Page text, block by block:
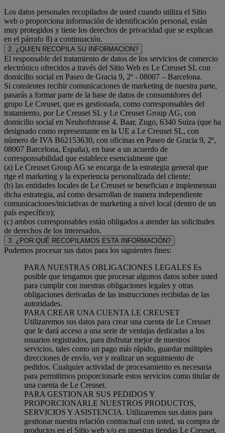
Los datos personales recopilados de usted cuando utiliza el Sitio
web o proporciona información de identificación personal, están
muy protegidos y tiene los derechos de privacidad que se explican
en el párrafo 8) a continuación.
2. ¿QUIEN RECOPILA SU INFORMACION?
El responsable del tratamiento de datos de los servicios de comercio
electrónico ofrecidos a través del Sitio Web es Le Creuset SL con
domicilio social en Paseo de Gracia 9, 2º - 08007 – Barcelona.
Si consientes recibir comunicaciones de marketing de nuestra parte,
pasarás a formar parte de la base de datos de consumidores del
grupo Le Creuset, que es gestionada, como corresponsables del
tratamiento, por Le Creuset SL y Le Creuset Group AG, con
domicilio social en Neuhofstrasse 4, Baar, Zugo, 6340 Suiza (que ha
designado como representante en la UE a Le Creuset SL, con
número de IVA B62153630, con oficinas en Paseo de Gracia 9, 2º,
08007 Barcelona, España), en base a un acuerdo de
corresponsabilidad que establece esencialmente que
(a) Le Creuset Group AG se encarga de la estrategia general que
rige el marketing y la experiencia personalizada del cliente;
(b) las entidades locales de Le Creuset se benefician e implementan
dicha estrategia, así como desarrollan de manera independiente
comunicaciones/iniciativas de marketing a nivel local (dentro de un
país específico);
(c) ambos corresponsables están obligados a atender las solicitudes
de derechos de los interesados.
3. ¿POR QUÉ RECOPILAMOS ESTA INFORMACIÓN?
Podemos procesar sus datos para los siguientes fines:
PARA NUESTRAS OBLIGACIONES LEGALES Es
posible que tengamos que procesar algunos datos sobre usted
para cumplir con nuestras obligaciones legales y otras
obligaciones derivadas de las instrucciones recibidas de las
autoridades.
PARA CREAR UNA CUENTA LE CREUSET
Utilizaremos sus datos para crear una cuenta de Le Creuset
que le dará acceso a una serie de ventajas dedicadas a los
usuarios registrados, para disfrutar mejor de nuestros
servicios, tales como un pago más rápido, guardar múltiples
direcciones de envío, ver y realizar un seguimiento de
pedidos. Cualquier actividad de procesamiento es necesaria
para permitirnos proporcionarle estos servicios como titular de
una cuenta de Le Creuset.
PARA GESTIONAR SUS PEDIDOS Y
PROPORCIONARLE NUESTROS PRODUCTOS,
SERVICIOS Y ASISTENCIA. Utilizaremos sus datos para
gestionar nuestra relación contractual con usted, su compra de
productos en el Sitio web y/o en nuestras tiendas Le Creuset,